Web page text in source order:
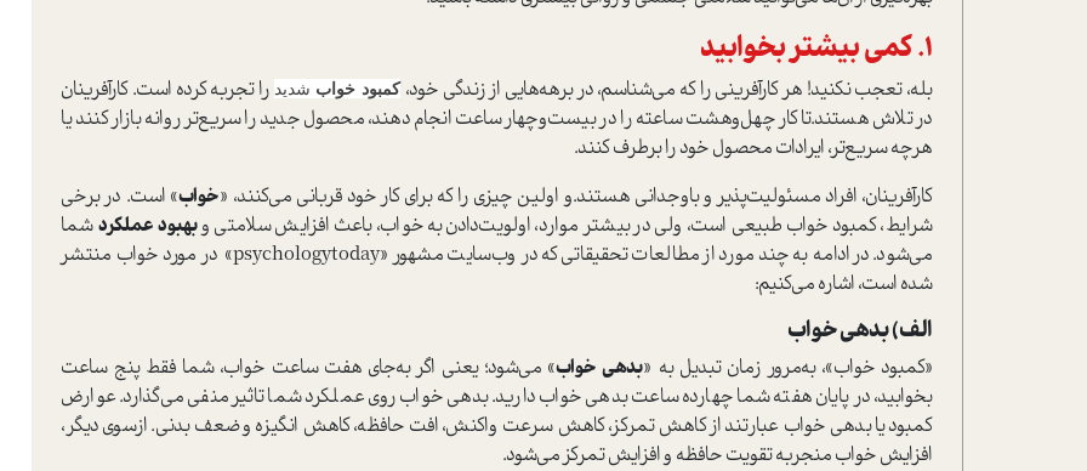
1. کمی بیشتر بخوابید
بله، تعجب نکنید! هر کارآفرینی را که می‌شناسم، در برهه‌هایی از زندگی خود،کمبود خواب شدید را تجربه کرده ا‌ست. کارآفرینان
در تلاش هستند‌.تا کار چهل‌وهشت ساعته را در بیست‌وچهار ساعت انجام دهند، محصول جدید را سریع‌تر روانه بازار کنند یا
هر‌چه سریع‌تر، ایرادات محصول خود را برطرف کنند.
کارآفرینان، افراد مسئولیت‌پذیر و باوجدانی هستند‌.و اولین چیزی را که برای کار خود قربانی می‌کنند، «خواب» ا‌ست. در برخی
شرایط، کمبود خواب طبیعی ا‌ست، ولی در بیشتر موارد، اولویت‌دادن به خواب، باعث افزایش سلامتی وبهبود عملکردشما
می‌شود. در ادامه به چند مورد از مطالعات تحقیقاتی که در وب‌سایت مشهور «psychologytoday» در مورد خواب منتشر
شده ا‌ست، اشاره می‌کنیم:
الف) بدهی خواب
«کمبود خواب»، به‌مرور زمان تبدیل به «بدهی خواب» می‌شود؛ یعنی اگر به‌جای هفت ساعت خواب، شما فقط پنج ساعت
بخوابید، در پایان هفته شما چهارده ساعت بدهی خواب دارید. بدهی خواب روی عملکرد شما تاثیر منفی می‌گذارد. عوارض
کمبود یا بدهی خواب عبارتند از کاهش تمرکز، کاهش سرعت واکنش، افت حافظه، کاهش انگیزه و ضعف بدنی. از‌سوی دیگر،
افزایش خواب منجر‌به تقویت حافظه و افزایش تمرکز می‌شود.